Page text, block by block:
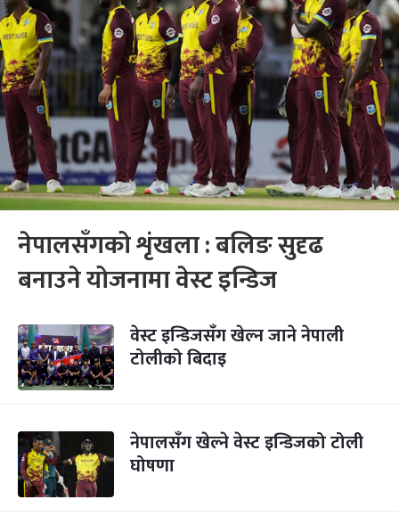
नेपालसँगको शृंखला : बलिङ सुदृढ
बनाउने योजनामा वेस्ट इन्डिज
वेस्ट इन्डिजसँग खेल्न जाने नेपाली
टोलीको बिदाइ
नेपालसँग खेल्ने वेस्ट इन्डिजको टोली
घोषणा